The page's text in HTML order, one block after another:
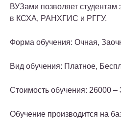
ВУЗами позволяет
в КСХА, РАНХГИС и РГГУ.
Форма обучения: Очная,
Вид обучения: Платное,
Стоимость обучения: 26000 –
Обучение производится на